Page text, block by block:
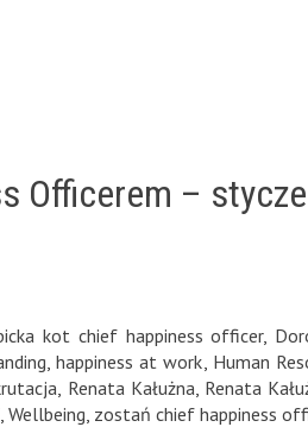
Officerem –
kot chief happiness officer,
happiness at work Human
Renata Kałużna Renata
Wellbeing zostań chief happiness